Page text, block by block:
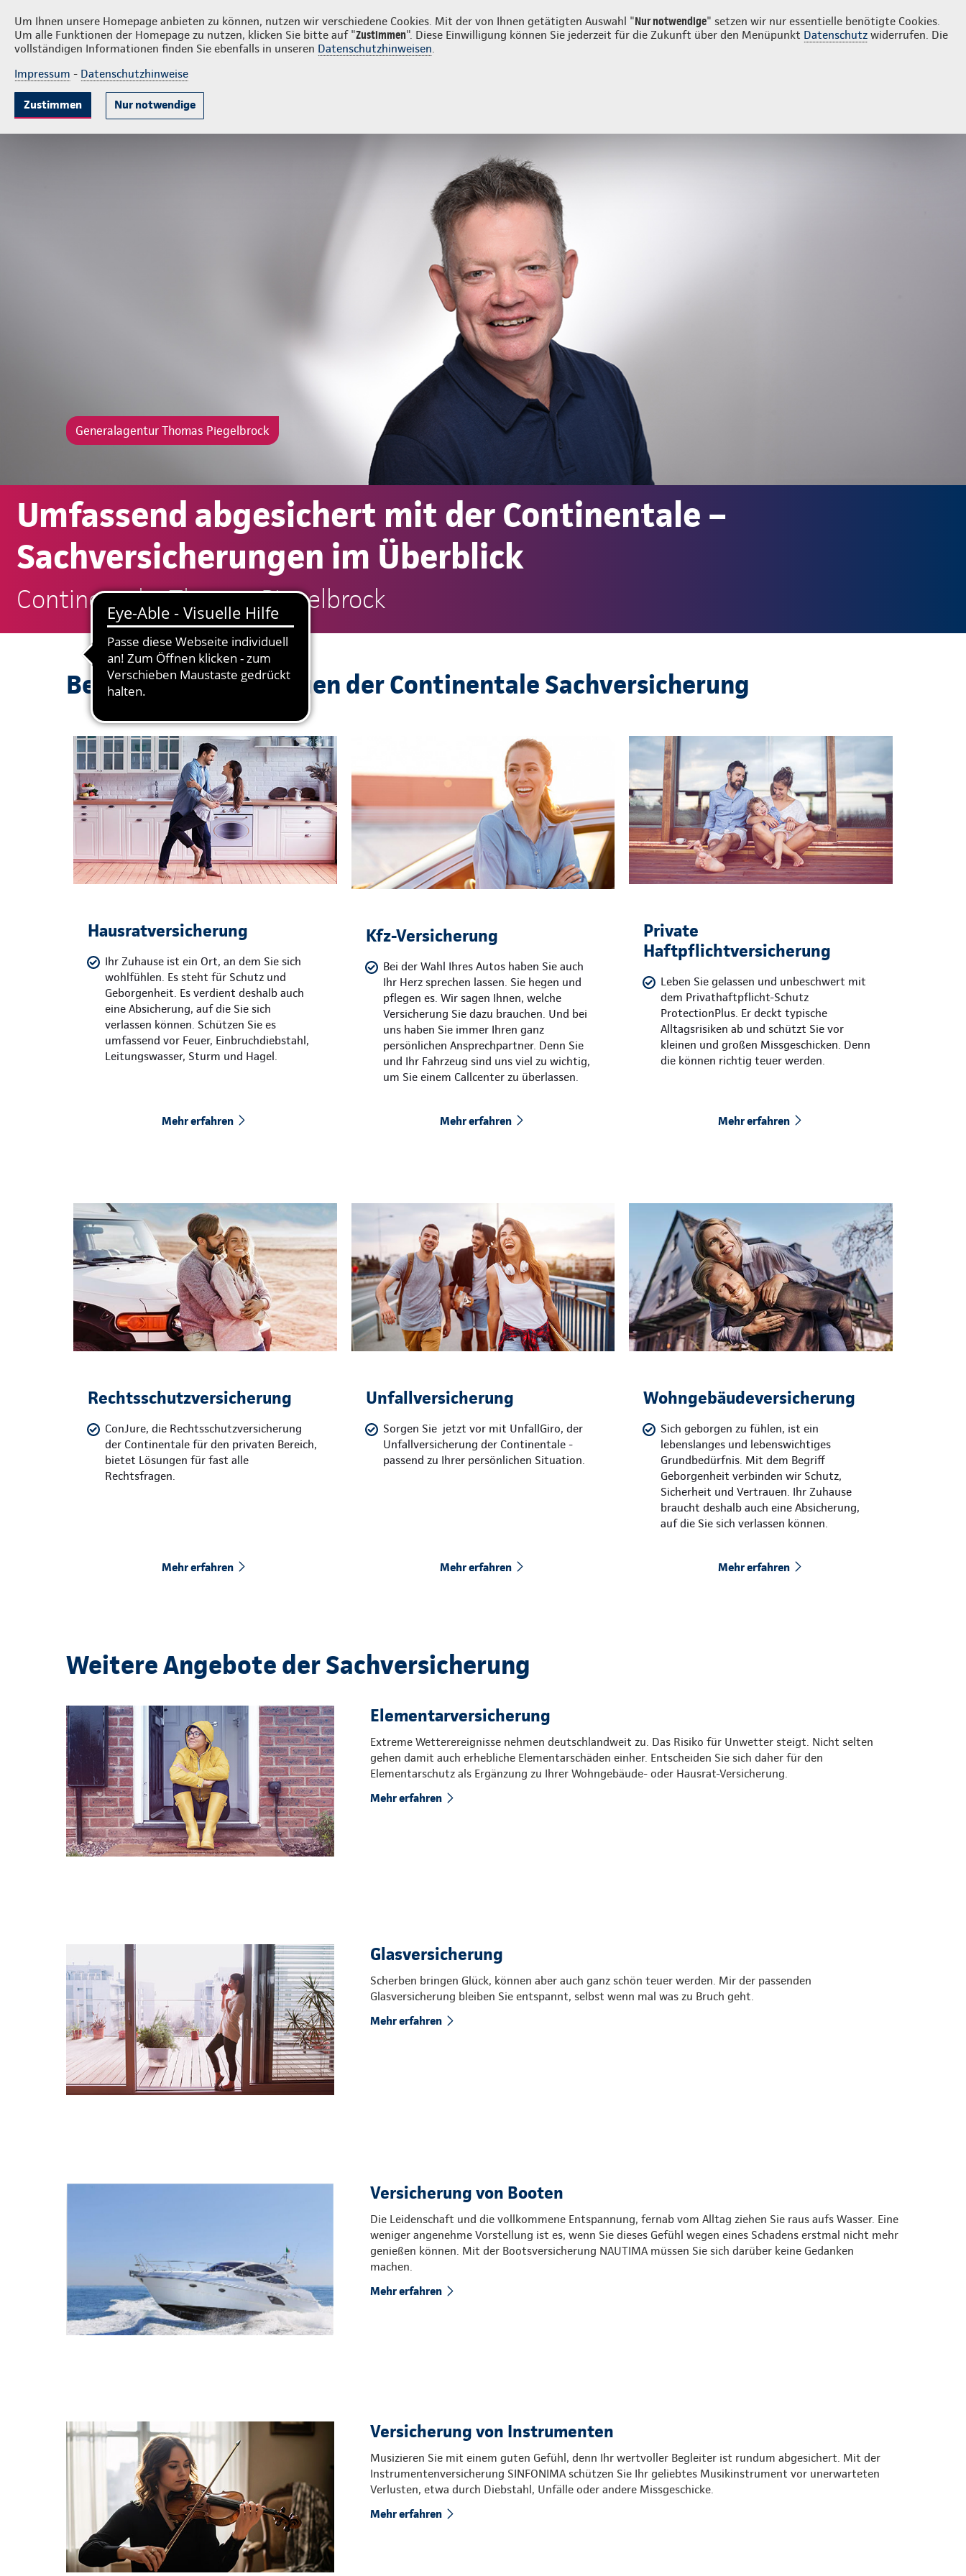
Um Ihnen unsere Homepage anbieten zu können, nutzen wir verschiedene Cookies. Mit der von Ihnen getätigten Auswahl "Nur notwendige" setzen wir nur essentielle benötigte Cookies.
Um alle Funktionen der Homepage zu nutzen, klicken Sie bitte auf "Zustimmen". Diese Einwilligung können Sie jederzeit für die Zukunft über den Menüpunkt Datenschutz widerrufen. Die
vollständigen Informationen finden Sie ebenfalls in unseren Datenschutzhinweisen.
Impressum - Datenschutzhinweise
Zustimmen Nur notwendige
Thomas Piegelbrock PrivatkundenFirmenkunden Login Kontakt 02508 9011
KrankenversicherungLebensversicherung
Generalagentur Thomas Piegelbrock
Umfassend abgesichert mit der Continentale –
Sachversicherungen im Überblick
Continentale: Thomas Piegelbrock
Beliebte Absicherungen der Continentale Sachversicherung
Hausratversicherung
Ihr Zuhause ist ein Ort, an dem Sie sich
wohlfühlen. Es steht für Schutz und
Geborgenheit. Es verdient deshalb auch
eine Absicherung, auf die Sie sich
verlassen können. Schützen Sie es
umfassend vor Feuer, Einbruchdiebstahl,
Leitungswasser, Sturm und Hagel.
Mehr erfahren
Kfz-Versicherung
Bei der Wahl Ihres Autos haben Sie auch
Ihr Herz sprechen lassen. Sie hegen und
pflegen es. Wir sagen Ihnen, welche
Versicherung Sie dazu brauchen. Und bei
uns haben Sie immer Ihren ganz
persönlichen Ansprechpartner. Denn Sie
und Ihr Fahrzeug sind uns viel zu wichtig,
um Sie einem Callcenter zu überlassen.
Mehr erfahren
Private
Haftpflichtversicherung
Leben Sie gelassen und unbeschwert mit
dem Privathaftpflicht-Schutz
ProtectionPlus. Er deckt typische
Alltagsrisiken ab und schützt Sie vor
kleinen und großen Missgeschicken. Denn
die können richtig teuer werden.
Mehr erfahren
Rechtsschutzversicherung
ConJure, die Rechtsschutzversicherung
der Continentale für den privaten Bereich,
bietet Lösungen für fast alle
Rechtsfragen.
Mehr erfahren
Unfallversicherung
Sorgen Sie jetzt vor mit UnfallGiro, der
Unfallversicherung der Continentale -
passend zu Ihrer persönlichen Situation.
Mehr erfahren
Wohngebäudeversicherung
Sich geborgen zu fühlen, ist ein
lebenslanges und lebenswichtiges
Grundbedürfnis. Mit dem Begriff
Geborgenheit verbinden wir Schutz,
Sicherheit und Vertrauen. Ihr Zuhause
braucht deshalb auch eine Absicherung,
auf die Sie sich verlassen können.
Mehr erfahren
Weitere Angebote der Sachversicherung
Elementarversicherung
Extreme Wetterereignisse nehmen deutschlandweit zu. Das Risiko für Unwetter steigt. Nicht selten
gehen damit auch erhebliche Elementarschäden einher. Entscheiden Sie sich daher für den
Elementarschutz als Ergänzung zu Ihrer Wohngebäude- oder Hausrat-Versicherung.
Mehr erfahren
Glasversicherung
Scherben bringen Glück, können aber auch ganz schön teuer werden. Mir der passenden
Glasversicherung bleiben Sie entspannt, selbst wenn mal was zu Bruch geht.
Mehr erfahren
Versicherung von Booten
Die Leidenschaft und die vollkommene Entspannung, fernab vom Alltag ziehen Sie raus aufs Wasser. Eine
weniger angenehme Vorstellung ist es, wenn Sie dieses Gefühl wegen eines Schadens erstmal nicht mehr
genießen können. Mit der Bootsversicherung NAUTIMA müssen Sie sich darüber keine Gedanken
machen.
Mehr erfahren
Versicherung von Instrumenten
Musizieren Sie mit einem guten Gefühl, denn Ihr wertvoller Begleiter ist rundum abgesichert. Mit der
Instrumentenversicherung SINFONIMA schützen Sie Ihr geliebtes Musikinstrument vor unerwarteten
Verlusten, etwa durch Diebstahl, Unfälle oder andere Missgeschicke.
Mehr erfahren